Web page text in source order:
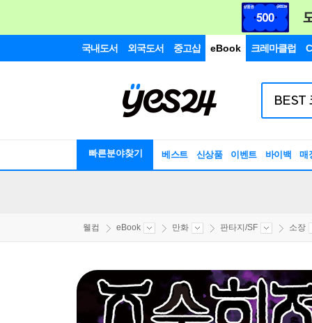
국내도서 외국도서 중고샵 eBook 크레마클럽
빠른분야찾기 베스트 신상품 이벤트 바이백 매
웰컴 eBook 만화 판타지/SF 소장